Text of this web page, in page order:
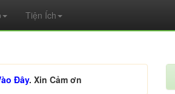
Tiện Ích
Đây. Xin Cảm ơn